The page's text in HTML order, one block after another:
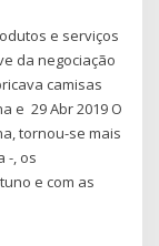
e serviços
da negociação
camisas
e 29 Abr 2019 O
tornou-se mais
-, os
e com as